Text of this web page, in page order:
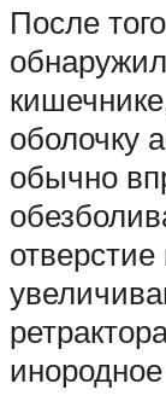
После
оболочку
обычно